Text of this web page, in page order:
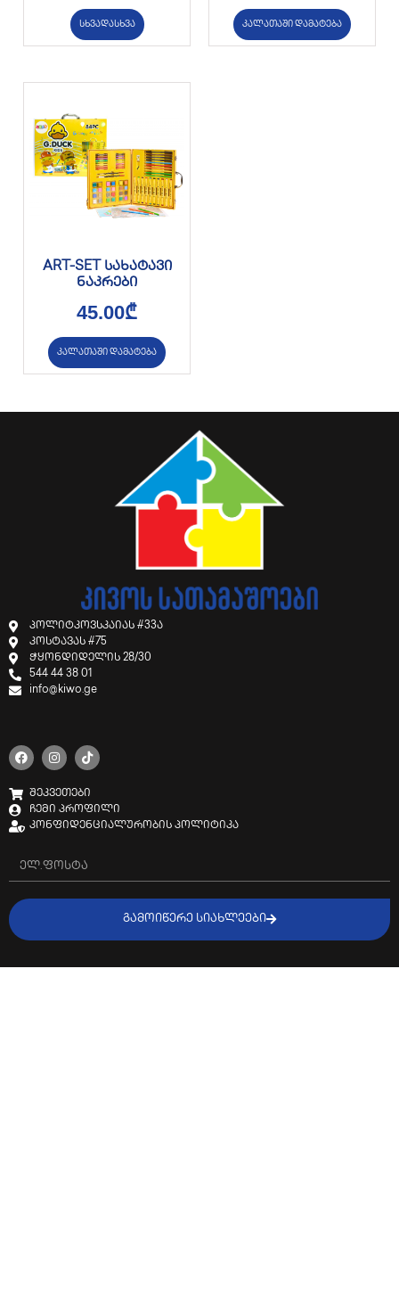
სხვადასხვა კალათაში დამატება
ART-SET სახატავი
ნაკრები
45.00₾
კალათაში დამატება
პოლიტკოვსკაიას #33ა
კოსტავას #75
ჭყონდიდელის 28/30
544 44 38 01
info@kiwo.ge
შეკვეთები
ჩემი პროფილი
კონფიდენციალურობის პოლიტიკა
ᲒᲐᲛᲝᲘᲬᲔᲠᲔ ᲡᲘᲐᲮᲚᲔᲔᲑᲘ